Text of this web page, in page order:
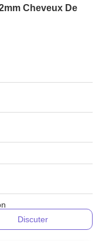
Cheveux De
Discuter